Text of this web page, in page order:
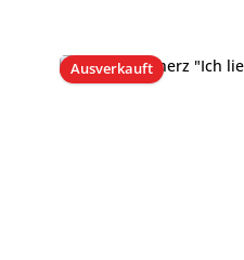
Ausverkauft